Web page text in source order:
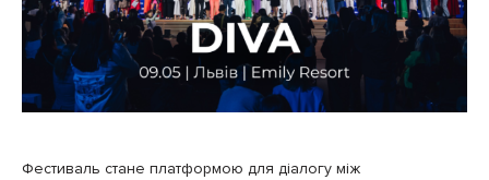
Фестиваль стане платформою для діалогу між